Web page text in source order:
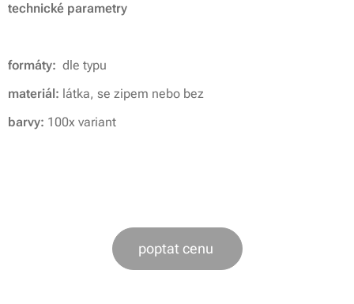
technické parametry
formáty: dle typu
materiál: látka, se zipem nebo bez
barvy: 100x variant
poptat cenu